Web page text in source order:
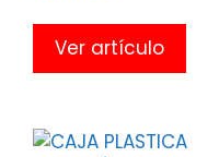
Ver artículo